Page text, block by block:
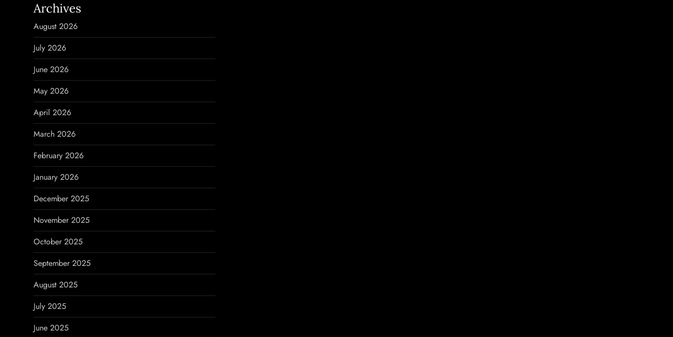
a
v
i
g
a
t
i
o
n
Archives
August 2026
July 2026
June 2026
May 2026
April 2026
March 2026
February 2026
January 2026
December 2025
November 2025
October 2025
September 2025
August 2025
July 2025
June 2025